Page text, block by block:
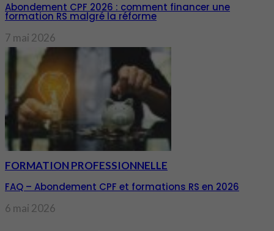
Abondement CPF 2026 : comment financer une
formation RS malgré la réforme
7 mai 2026
FORMATION PROFESSIONNELLE
FAQ – Abondement CPF et formations RS en 2026
6 mai 2026